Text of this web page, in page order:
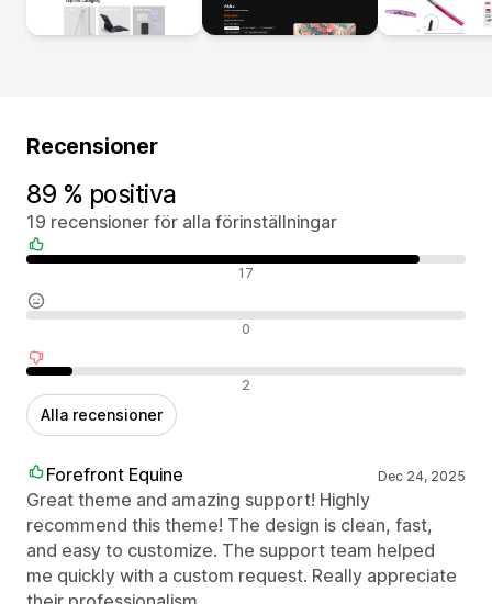
Recensioner
89 % positiva
19 recensioner för alla förinställningar
Positiva recensioner 17
Neutrala recensioner 0
Negativa recensioner 2
Alla recensioner
Forefront Equine Dec 24, 2025
Great theme and amazing support! Highly
recommend this theme! The design is clean, fast,
and easy to customize. The support team helped
me quickly with a custom request. Really appreciate